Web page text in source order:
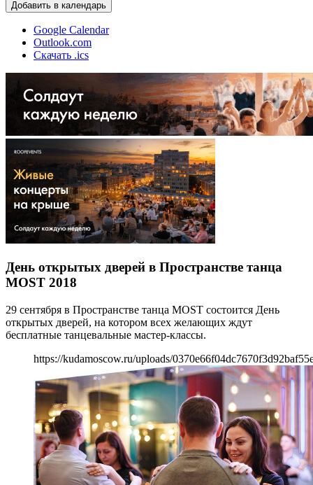
Добавить в календарь
Google Calendar
Outlook.com
Скачать .ics
День открытых дверей в Пространстве танца
MOST 2018
29 сентября в Пространстве танца MOST состоится День
открытых дверей, на котором всех желающих ждут
бесплатные танцевальные мастер-классы.
https://kudamoscow.ru/uploads/